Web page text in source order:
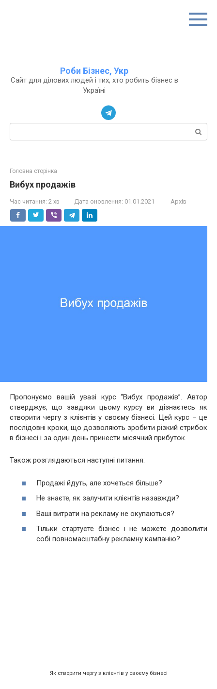
Роби Бізнес, Укр
Сайт для ділових людей і тих, хто робить бізнес в
Україні
Головна сторінка
Вибух продажів
Час читання: 2 хв Дата оновлення: 01.01.2021 Архів
Пропонуємо вашій увазі курс “Вибух продажів”. Автор
стверджує, що завдяки цьому курсу ви дізнаєтесь як
створити чергу з клієнтів у своєму бізнесі. Цей курс – це
послідовні кроки, що дозволяють зробити різкий стрибок
в бізнесі і за один день принести місячний прибуток.
Також розглядаються наступні питання:
Продажі йдуть, але хочеться більше?
Не знаєте, як залучити клієнтів назавжди?
Ваші витрати на рекламу не окупаються?
Тільки стартуєте бізнес і не можете дозволити
собі повномасштабну рекламну кампанію?
Як створити чергу з клієнтів у своєму бізнесі